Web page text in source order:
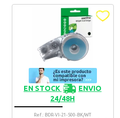
08. 03. 2021
Buena calidad y sin problemas
Recomendaría su compra:
Khlay 28. 02. 2021
Gran satisfaccion
Recomendaría su compra:
EN STOCK
ENVIO
24/48H
Ref.: BDR-VI-21-500-BK/WT